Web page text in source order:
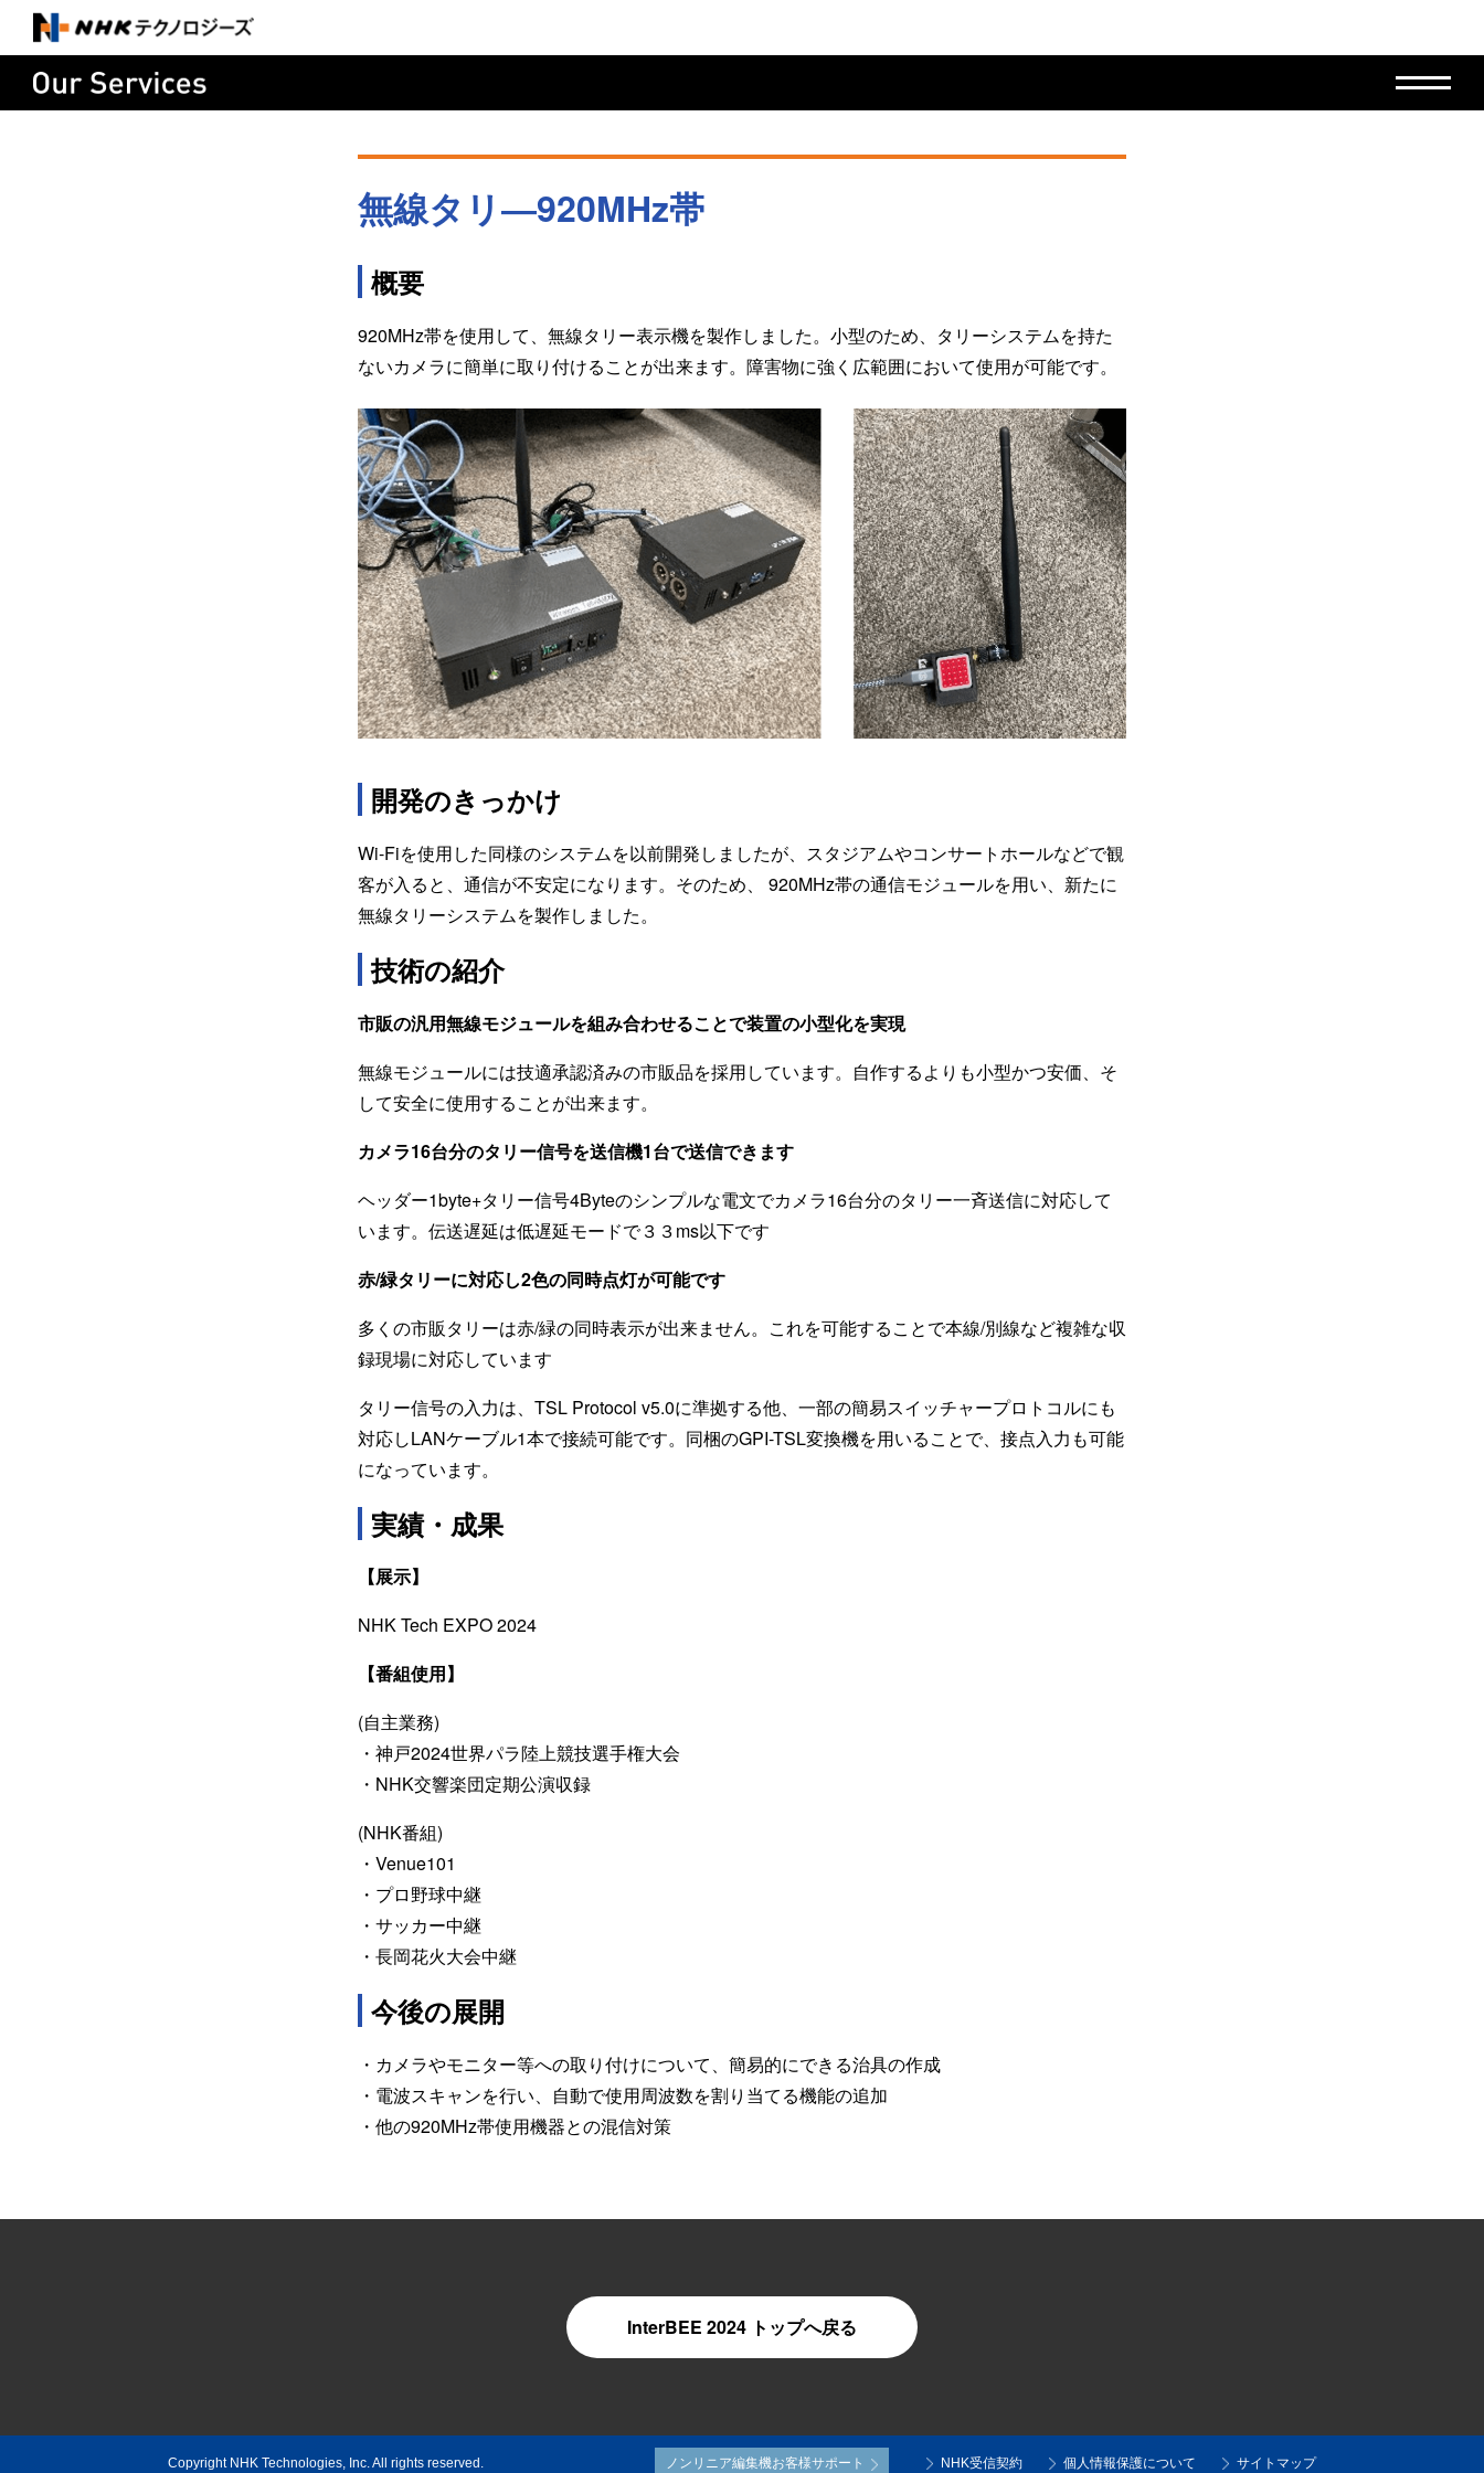
無線タリ―920MHz帯
概要
920MHz帯を使用して、無線タリー表示機を製作しました。小型のため、タリーシステムを持た
ないカメラに簡単に取り付けることが出来ます。障害物に強く広範囲において使用が可能です。
開発のきっかけ
Wi-Fiを使用した同様のシステムを以前開発しましたが、スタジアムやコンサートホールなどで観
客が入ると、通信が不安定になります。そのため、 920MHz帯の通信モジュールを用い、新たに
無線タリーシステムを製作しました。
技術の紹介
市販の汎用無線モジュールを組み合わせることで装置の小型化を実現
無線モジュールには技適承認済みの市販品を採用しています。自作するよりも小型かつ安価、そ
して安全に使用することが出来ます。
カメラ16台分のタリー信号を送信機1台で送信できます
ヘッダー1byte+タリー信号4Byteのシンプルな電文でカメラ16台分のタリー一斉送信に対応して
います。伝送遅延は低遅延モードで３３ms以下です
赤/緑タリーに対応し2色の同時点灯が可能です
多くの市販タリーは赤/緑の同時表示が出来ません。これを可能することで本線/別線など複雑な収
録現場に対応しています
タリー信号の入力は、TSL Protocol v5.0に準拠する他、一部の簡易スイッチャープロトコルにも
対応しLANケーブル1本で接続可能です。同梱のGPI-TSL変換機を用いることで、接点入力も可能
になっています。
実績・成果
【展示】
NHK Tech EXPO 2024
【番組使用】
(自主業務)
・神戸2024世界パラ陸上競技選手権大会
・NHK交響楽団定期公演収録
(NHK番組)
・Venue101
・プロ野球中継
・サッカー中継
・長岡花火大会中継
今後の展開
・カメラやモニター等への取り付けについて、簡易的にできる治具の作成
・電波スキャンを行い、自動で使用周波数を割り当てる機能の追加
・他の920MHz帯使用機器との混信対策
InterBEE 2024 トップへ戻る
ノンリニア編集機お客様サポート NHK受信契約 個人情報保護について サイトマップ
Copyright NHK Technologies, Inc. All rights reserved.